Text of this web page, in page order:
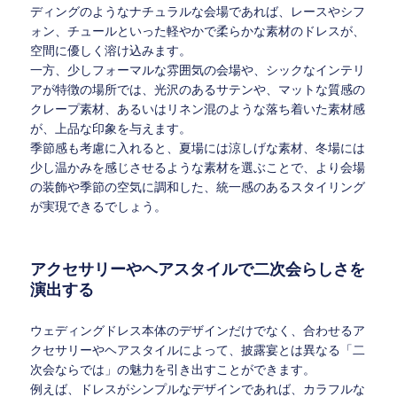
ディングのようなナチュラルな会場であれば、レースやシフ
ォン、チュールといった軽やかで柔らかな素材のドレスが、
空間に優しく溶け込みます。
一方、少しフォーマルな雰囲気の会場や、シックなインテリ
アが特徴の場所では、光沢のあるサテンや、マットな質感の
クレープ素材、あるいはリネン混のような落ち着いた素材感
が、上品な印象を与えます。
季節感も考慮に入れると、夏場には涼しげな素材、冬場には
少し温かみを感じさせるような素材を選ぶことで、より会場
の装飾や季節の空気に調和した、統一感のあるスタイリング
が実現できるでしょう。
アクセサリーやヘアスタイルで二次会らしさを
演出する
ウェディングドレス本体のデザインだけでなく、合わせるア
クセサリーやヘアスタイルによって、披露宴とは異なる「二
次会ならでは」の魅力を引き出すことができます。
例えば、ドレスがシンプルなデザインであれば、カラフルな